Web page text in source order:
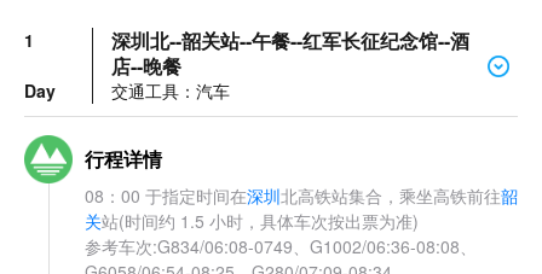
1
Day
深圳北--韶关站--午餐--红军长征纪念馆--酒
店--晚餐
交通工具：汽车
行程详情
08：00 于指定时间在深圳北高铁站集合，乘坐高铁前往韶
关站(时间约 1.5 小时，具体车次按出票为准)
参考车次:G834/06:08-0749、G1002/06:36-08:08、